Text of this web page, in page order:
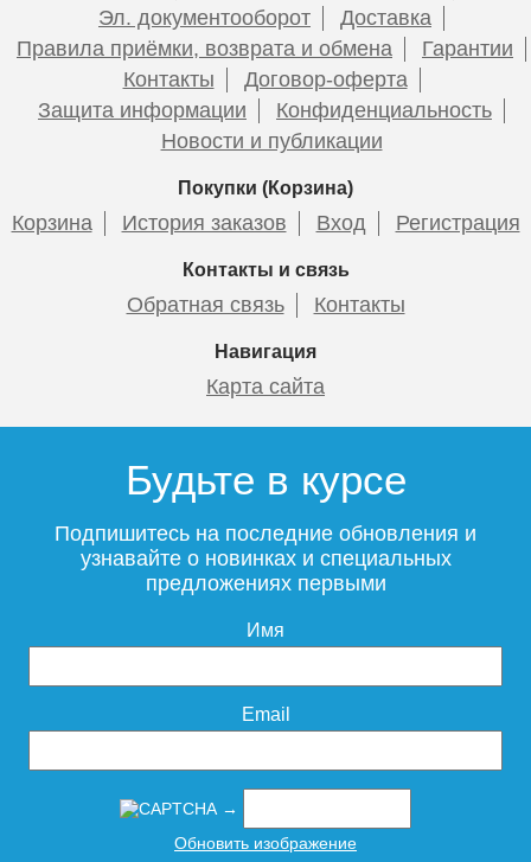
Эл. документооборот
Доставка
Правила приёмки, возврата и обмена
Гарантии
Контакты
Договор-оферта
Защита информации
Конфиденциальность
Новости и публикации
Покупки (Корзина)
Корзина История заказов Вход Регистрация
Контакты и связь
Обратная связь Контакты
Навигация
Карта сайта
Будьте в курсе
Подпишитесь на последние обновления и
узнавайте о новинках и специальных
предложениях первыми
Имя
Email
→
Обновить изображение